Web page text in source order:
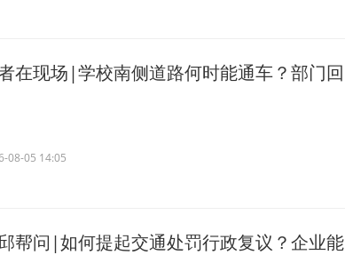
在现场|学校南侧道路何时能通车？部门回
08-05 14:05
帮问|如何提起交通处罚行政复议？企业能